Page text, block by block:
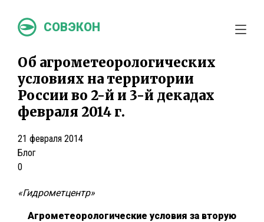
СОВЭКОН
Об агрометеорологических
условиях на территории
России во 2-й и 3-й декадах
февраля 2014 г.
21 февраля 2014
Блог
0
«Гидрометцентр»
Агрометеорологические условия за вторую